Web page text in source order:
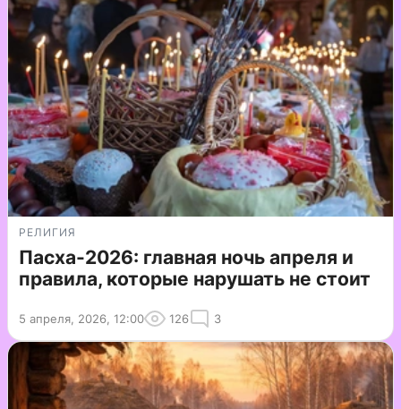
РЕЛИГИЯ
Пасха-2026: главная ночь апреля и
правила, которые нарушать не стоит
5 апреля, 2026, 12:00 126 3